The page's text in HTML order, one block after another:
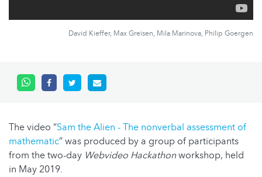
David Kieffer, Max Greisen, Mila Marinova, Philip Goergen
The video “Sam the Alien - The nonverbal assessment of
mathematic” was produced by a group of participants
from the two-day Webvideo Hackathonworkshop, held
in May 2019.